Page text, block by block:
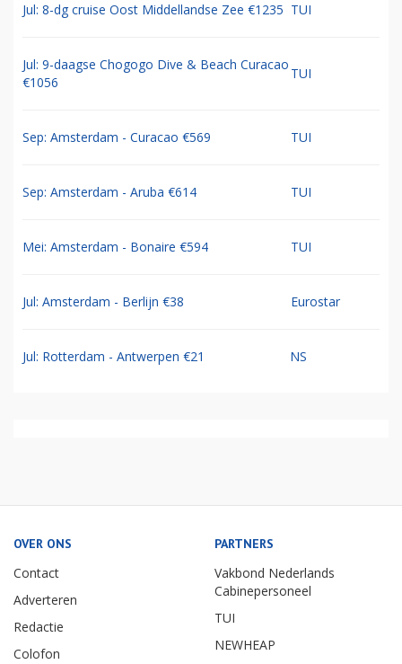
Jul: 8-dg cruise Oost Middellandse Zee €1235 TUI
Jul: 9-daagse Chogogo Dive & Beach Curacao
€1056
TUI
Sep: Amsterdam - Curacao €569 TUI
Sep: Amsterdam - Aruba €614 TUI
Mei: Amsterdam - Bonaire €594 TUI
Jul: Amsterdam - Berlijn €38 Eurostar
Jul: Rotterdam - Antwerpen €21 NS
OVER ONS
Contact
Adverteren
Redactie
Colofon
PARTNERS
Vakbond Nederlands
Cabinepersoneel
TUI
NEWHEAP